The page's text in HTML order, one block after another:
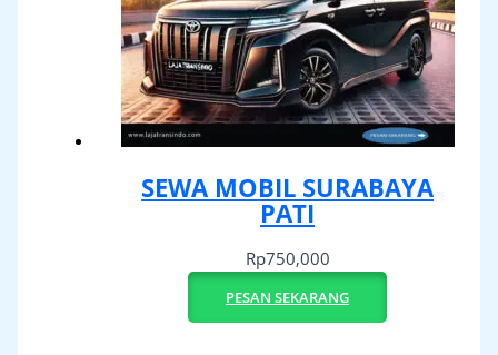
SEWA MOBIL SURABAYA
PATI
Rp750,000
PESAN SEKARANG